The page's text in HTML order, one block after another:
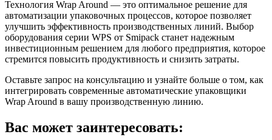
Технология Wrap Around — это оптимальное решение для
автоматизации упаковочных процессов, которое позволяет
улучшить эффективность производственных линий. Выбор
оборудования серии WPS от Smipack станет надежным
инвестиционным решением для любого предприятия, которое
стремится повысить продуктивность и снизить затраты.
Оставьте запрос на консультацию и узнайте больше о том, как
интегрировать современные автоматические упаковщики
Wrap Around в вашу производственную линию.
Вас может заинтересовать: